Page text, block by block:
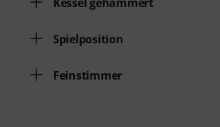
Spielposition
Feinstimmer